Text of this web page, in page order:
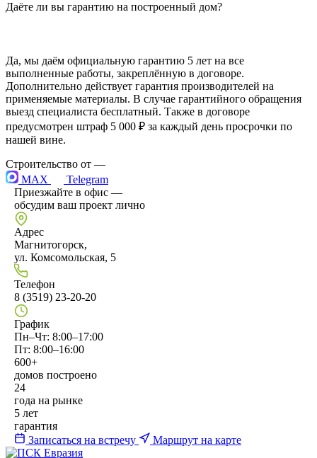
Даёте ли вы гарантию на построенный дом?
Да, мы даём официальную гарантию 5 лет на все
выполненные работы, закреплённую в договоре.
Дополнительно действует гарантия производителей на
применяемые материалы. В случае гарантийного обращения
выезд специалиста бесплатный. Также в договоре
предусмотрен штраф 5 000 ₽ за каждый день просрочки по
нашей вине.
Строительство от —
MAX
Telegram
Приезжайте в офис —
обсудим ваш проект лично
Адрес
Магнитогорск,
ул. Комсомольская, 5
Телефон
8 (3519) 23-20-20
График
Пн–Чт: 8:00–17:00
Пт: 8:00–16:00
600+
домов построено
24
года на рынке
5 лет
гарантия
Записаться на встречу
Маршрут на карте